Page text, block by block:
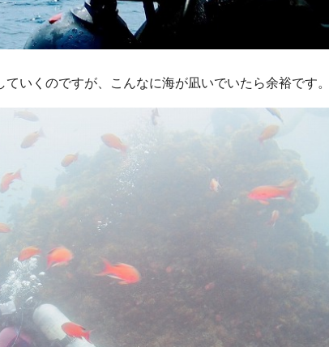
いくのですが、こんなに海が凪いでいたら余裕です。